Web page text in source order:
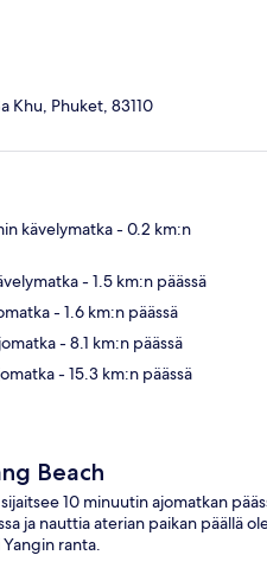
Khu, Phuket, 83110
kävelymatka- 0.2 km:n
- 1.5 km:n päässä
- 1.6 km:n päässä
- 8.1 km:n päässä
- 15.3 km:n päässä
Beach
10 minuutin ajomatkan
ja nauttia aterian paikan päällä
ranta.